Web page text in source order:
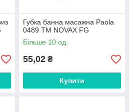
Губка банна масажна Paola
0489 ТМ NOVAX FG
Більше 10 од.
55,02 ₴
Купити